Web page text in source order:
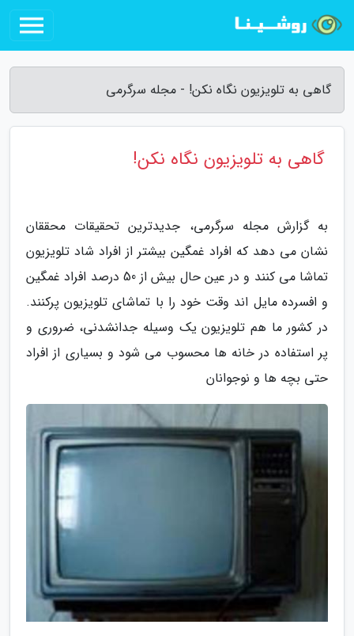
گاهی به تلویزیون نگاه نکن! - مجله سرگرمی
گاهی به تلویزیون نگاه نکن!
به گزارش مجله سرگرمی، جدیدترین تحقیقات محققان
نشان می دهد که افراد غمگین بیشتر از افراد شاد تلویزیون
تماشا می کنند و در عین حال بیش از 50 درصد افراد غمگین
و افسرده مایل اند وقت خود را با تماشای تلویزیون پرکنند.
در کشور ما هم تلویزیون یک وسیله جدانشدنی، ضروری و
پر استفاده در خانه ها محسوب می شود و بسیاری از افراد
حتی بچه ها و نوجوانان